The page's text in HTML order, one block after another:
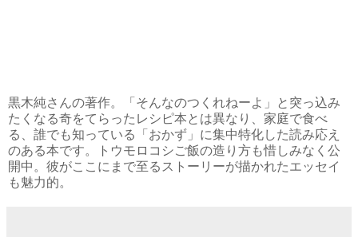
黒木純さんの著作。「そんなのつくれねーよ」と突っ込み
たくなる奇をてらったレシピ本とは異なり、家庭で食べ
る、誰でも知っている「おかず」に集中特化した読み応え
のある本です。トウモロコシご飯の造り方も惜しみなく公
開中。彼がここにまで至るストーリーが描かれたエッセイ
も魅力的。